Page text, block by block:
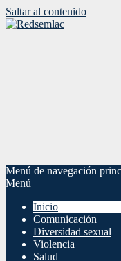
Saltar al contenido
Menú de navegación
Menú
Inicio
Comunicación
Diversidad sexual
Violencia
Salud